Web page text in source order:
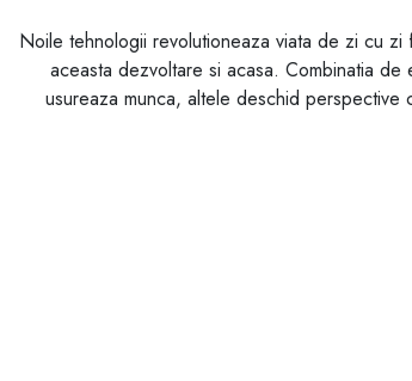
Noile tehnologii revolutioneaza viata de zi cu
aceasta dezvoltare si acasa. Combinatia
usureaza munca, altele deschid